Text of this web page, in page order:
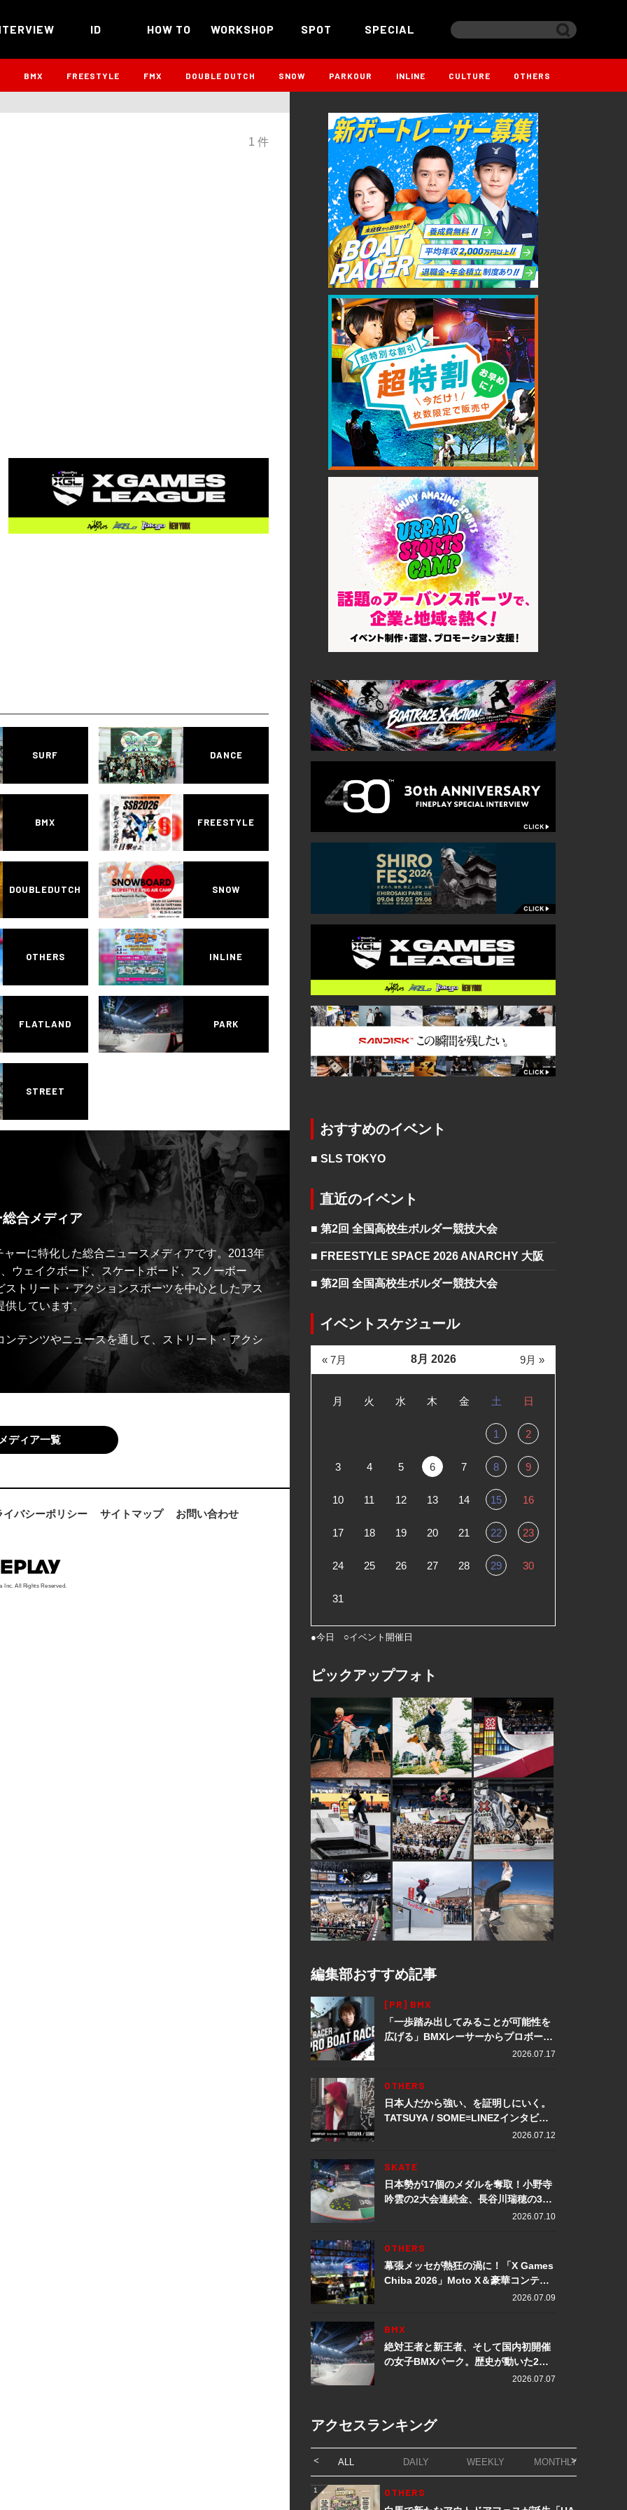
ID HOW TO WORKSHOP SPOT SPECIAL
BMX FREESTYLE FMX DOUBLE DUTCH SNOW PARKOUR INLINE CULTURE OTHERS
1 件
SURF DANCE
BMX FREESTYLE
DOUBLEDUTCH SNOW
OTHERS INLINE
FLATLAND PARK
STREET
合メディア
ーに特化した総合ニュースメディアです。2013年
ウェイクボード、スケートボード、スノーボー
トリート・アクションスポーツを中心としたアス
供しています。
テンツやニュースを通して、ストリート・アクシ
ディア一覧
イバシーポリシー サイトマップ お問い合わせ
Inc. All Rights Reserved.
おすすめのイベント
■ SLS TOKYO
直近のイベント
■ 第2回 全国高校生ボルダー競技大会
■ FREESTYLE SPACE 2026 ANARCHY 大阪
■ 第2回 全国高校生ボルダー競技大会
イベントスケジュール
8月 2026
月 火 水 木 金 土 日
1 2
3 4 5 6 7 8 9
10 11 12 13 14 15 16
17 18 19 20 21 22 23
24 25 26 27 28 29 30
31
« 7月 9月 »
●今日 ○イベント開催日
ピックアップフォト
編集部おすすめ記事
[PR] BMX
「一歩踏み出してみることが可能性を
広げる」BMXレーサーからプロボート
レーサーへ転身。上田龍星が体現する
2026.07.17
OTHERS
日本人だから強い、を証明しにいく。
TATSUYA / SOME≡LINEZインタビュ
2026.07.12
SKATE
日本勢が17個のメダルを奪取！小野寺
吟雲の2大会連続金、長谷川瑞穂の3メ
ダル獲得など数々の快挙をプレイバッ
2026.07.10
OTHERS
幕張メッセが熱狂の渦に！「X Games
Chiba 2026」Moto X＆豪華コンテン
2026.07.09
BMX
絶対王者と新王者、そして国内初開催
の女子BMXパーク。歴史が動いた2日
2026.07.07
アクセスランキング
ALL DAILY WEEKLY MONTHLY
1 OTHERS